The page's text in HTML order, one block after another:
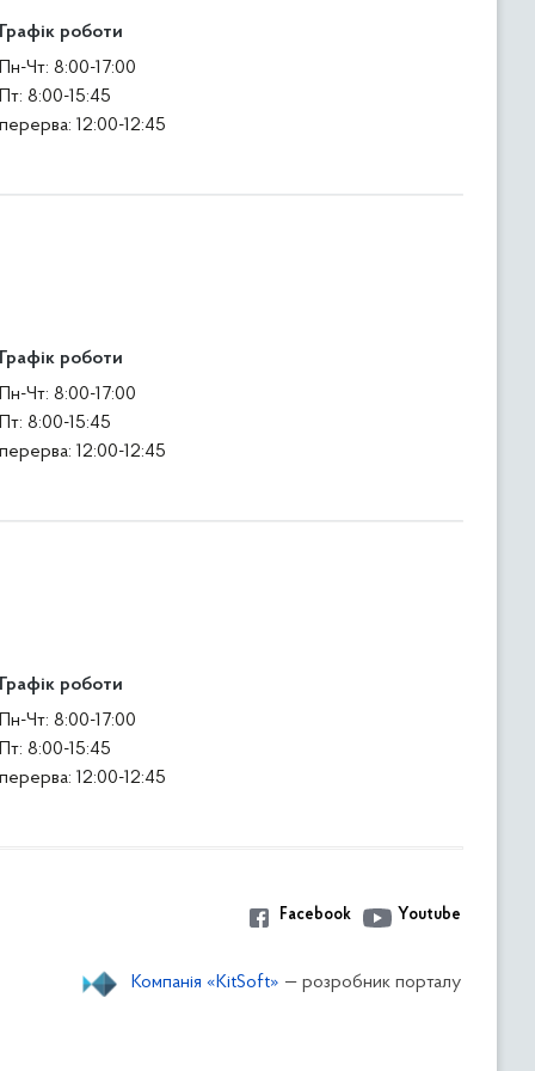
Графік роботи
Пн-Чт: 8:00-17:00
Пт: 8:00-15:45
перерва: 12:00-12:45
Графік роботи
Пн-Чт: 8:00-17:00
Пт: 8:00-15:45
перерва: 12:00-12:45
Графік роботи
Пн-Чт: 8:00-17:00
Пт: 8:00-15:45
перерва: 12:00-12:45
Facebook Youtube
Компанія «KitSoft» — розробник порталу